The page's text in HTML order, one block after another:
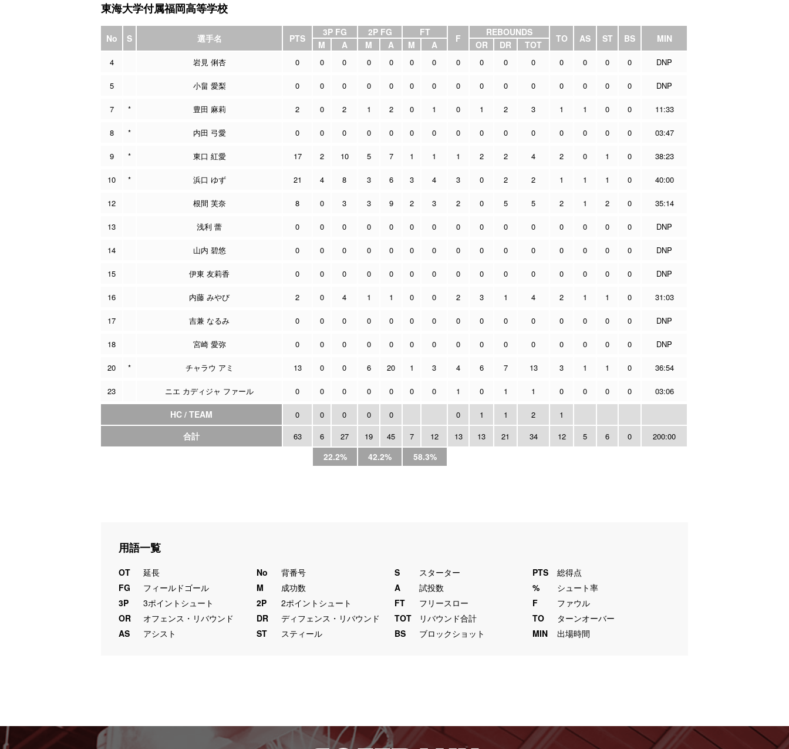
東海大学付属福岡高等学校
No S 選手名 PTS
3P FG 2P FG FT
F
REBOUNDS
TO AS ST BS MIN
M A M A M A OR DR TOT
4 岩見 俐杏 0 0 0 0 0 0 0 0 0 0 0 0 0 0 0 DNP
5 小畠 愛梨 0 0 0 0 0 0 0 0 0 0 0 0 0 0 0 DNP
7 * 豊田 麻莉 2 0 2 1 2 0 1 0 1 2 3 1 1 0 0 11:33
8 * 内田 弓愛 0 0 0 0 0 0 0 0 0 0 0 0 0 0 0 03:47
9 * 東口 紅愛 17 2 10 5 7 1 1 1 2 2 4 2 0 1 0 38:23
10 * 浜口 ゆず 21 4 8 3 6 3 4 3 0 2 2 1 1 1 0 40:00
12 根間 芙奈 8 0 3 3 9 2 3 2 0 5 5 2 1 2 0 35:14
13 浅利 蕾 0 0 0 0 0 0 0 0 0 0 0 0 0 0 0 DNP
14 山内 碧悠 0 0 0 0 0 0 0 0 0 0 0 0 0 0 0 DNP
15 伊東 友莉香 0 0 0 0 0 0 0 0 0 0 0 0 0 0 0 DNP
16 内藤 みやび 2 0 4 1 1 0 0 2 3 1 4 2 1 1 0 31:03
17 吉兼 なるみ 0 0 0 0 0 0 0 0 0 0 0 0 0 0 0 DNP
18 宮崎 愛弥 0 0 0 0 0 0 0 0 0 0 0 0 0 0 0 DNP
20 * チャラウ アミ 13 0 0 6 20 1 3 4 6 7 13 3 1 1 0 36:54
23 ニエ カディジャ ファール 0 0 0 0 0 0 0 1 0 1 1 0 0 0 0 03:06
HC / TEAM 0 0 0 0 0 0 1 1 2 1
合計 63 6 27 19 45 7 12 13 13 21 34 12 5 6 0 200:00
22.2% 42.2% 58.3%
用語一覧
OT 延長 No 背番号 S スターター PTS
総得点
FG
フィールドゴール M 成功数 A 試投数 %
シュート率
3P
3ポイントシュート 2P 2ポイントシュート FT フリースロー F
ファウル
OR
オフェンス・リバウンド DR ディフェンス・リバウンド TOT リバウンド合計 TO
ターンオーバー
AS
アシスト ST スティール BS ブロックショット MIN 出場時間